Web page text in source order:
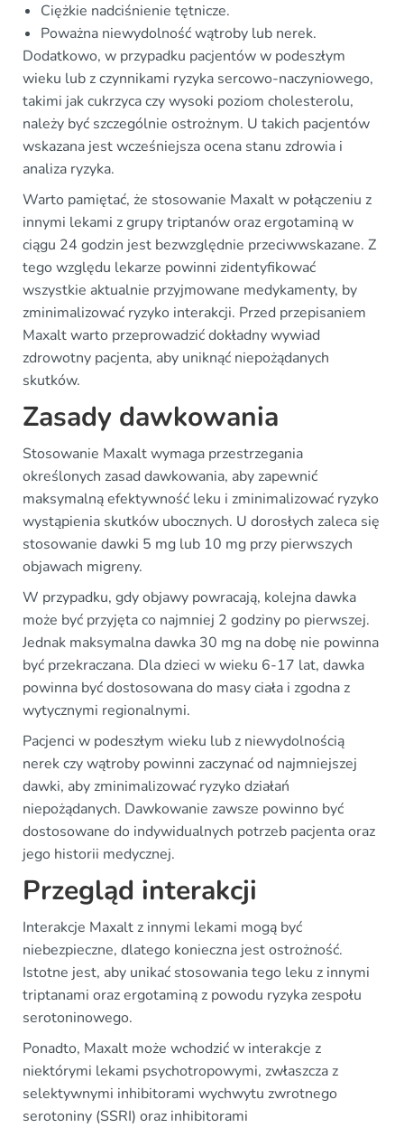
Ciężkie nadciśnienie tętnicze.
Poważna niewydolność wątroby lub nerek.
Dodatkowo, w przypadku pacjentów w podeszłym
wieku lub z czynnikami ryzyka sercowo-naczyniowego,
takimi jak cukrzyca czy wysoki poziom cholesterolu,
należy być szczególnie ostrożnym. U takich pacjentów
wskazana jest wcześniejsza ocena stanu zdrowia i
analiza ryzyka.
Warto pamiętać, że stosowanie Maxalt w połączeniu z
innymi lekami z grupy triptanów oraz ergotaminą w
ciągu 24 godzin jest bezwzględnie przeciwwskazane. Z
tego względu lekarze powinni zidentyfikować
wszystkie aktualnie przyjmowane medykamenty, by
zminimalizować ryzyko interakcji. Przed przepisaniem
Maxalt warto przeprowadzić dokładny wywiad
zdrowotny pacjenta, aby uniknąć niepożądanych
skutków.
Zasady dawkowania
Stosowanie Maxalt wymaga przestrzegania
określonych zasad dawkowania, aby zapewnić
maksymalną efektywność leku i zminimalizować ryzyko
wystąpienia skutków ubocznych. U dorosłych zaleca się
stosowanie dawki 5 mg lub 10 mg przy pierwszych
objawach migreny.
W przypadku, gdy objawy powracają, kolejna dawka
może być przyjęta co najmniej 2 godziny po pierwszej.
Jednak maksymalna dawka 30 mg na dobę nie powinna
być przekraczana. Dla dzieci w wieku 6-17 lat, dawka
powinna być dostosowana do masy ciała i zgodna z
wytycznymi regionalnymi.
Pacjenci w podeszłym wieku lub z niewydolnością
nerek czy wątroby powinni zaczynać od najmniejszej
dawki, aby zminimalizować ryzyko działań
niepożądanych. Dawkowanie zawsze powinno być
dostosowane do indywidualnych potrzeb pacjenta oraz
jego historii medycznej.
Przegląd interakcji
Interakcje Maxalt z innymi lekami mogą być
niebezpieczne, dlatego konieczna jest ostrożność.
Istotne jest, aby unikać stosowania tego leku z innymi
triptanami oraz ergotaminą z powodu ryzyka zespołu
serotoninowego.
Ponadto, Maxalt może wchodzić w interakcje z
niektórymi lekami psychotropowymi, zwłaszcza z
selektywnymi inhibitorami wychwytu zwrotnego
serotoniny (SSRI) oraz inhibitorami